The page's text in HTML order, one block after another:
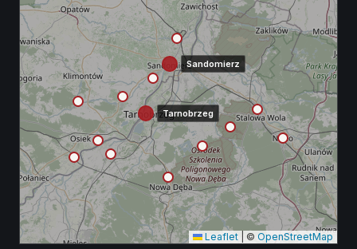
Tarnobrzeg
Sandomierz
Leaflet © OpenStreetMap